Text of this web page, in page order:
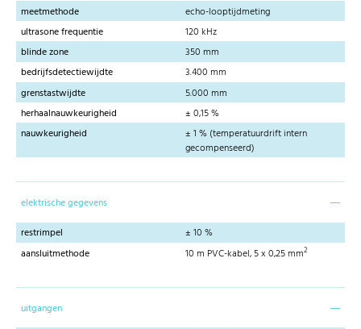
meetmethode
echo-looptijdmeting
ultrasone frequentie
120 kHz
blinde zone
350 mm
bedrijfsdetectiewijdte
3.400 mm
grenstastwijdte
5.000 mm
herhaalnauwkeurigheid
± 0,15 %
nauwkeurigheid
± 1 % (temperatuurdrift intern
gecompenseerd)
elektrische gegevens
restrimpel
± 10 %
aansluitmethode
10 m PVC-kabel, 5 x 0,25 mm2
uitgangen